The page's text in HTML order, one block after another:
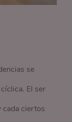
se
El ser
cada ciertos